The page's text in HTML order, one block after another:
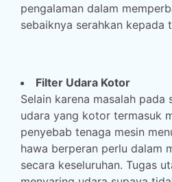
pengalaman dalam
sebaiknya serahkan kepada
Filter Udara Kotor
Selain karena masalah
udara yang kotor termasuk
penyebab tenaga mesin
hawa berperan perlu dalam
secara keseluruhan. Tugas